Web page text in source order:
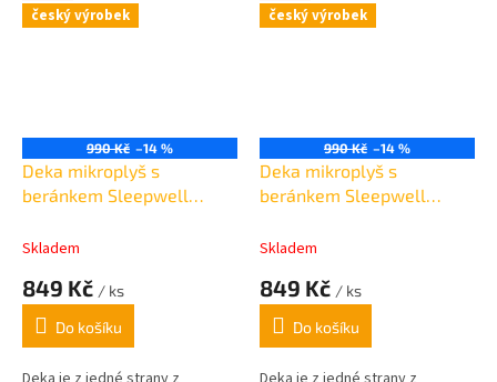
český výrobek
990 Kč –14 %
Deka mikroplyš s
beránkem Sleepwell
cm
Skladem
849 Kč / ks
Do košíku
český výrobek
990 Kč –14 %
Deka mikroplyš s
beránkem Sleepwell
150x200 cm
Skladem
849 Kč / ks
Do košíku